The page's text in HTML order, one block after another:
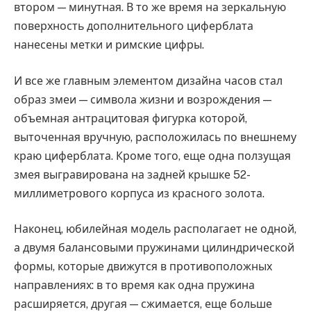
втором — минутная. В то же время на зеркальную
поверхность дополнительного циферблата
нанесены метки и римские цифры.
И все же главным элементом дизайна часов стал
образ змеи — символа жизни и возрождения —
объемная антрацитовая фигурка которой,
выточенная вручную, расположилась по внешнему
краю циферблата. Кроме того, еще одна ползущая
змея выгравирована на задней крышке 52-
миллиметрового корпуса из красного золота.
Наконец, юбилейная модель располагает не одной,
а двумя балансовыми пружинами цилиндрической
формы, которые движутся в противоположных
направлениях: в то время как одна пружина
расширяется, другая — сжимается, еще больше